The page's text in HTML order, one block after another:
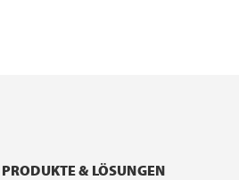
PRODUKTE & LÖSUNGEN